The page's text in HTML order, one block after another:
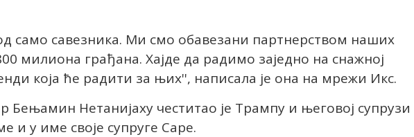
само савезника. Ми смо обавезани партнерством наших
милиона грађана. Хајде да радимо заједно на снажној
која ће радити за њих'', написала је она на мрежи Икс.
Бењамин Нетанијаху честитао је Трампу и његовој супрузи
и у име своје супруге Саре.